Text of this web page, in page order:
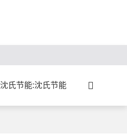
沈氏节能:沈氏节能